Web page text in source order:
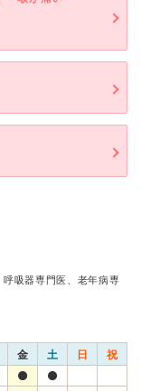
吸器専門医、老年病専
金 土 日 祝